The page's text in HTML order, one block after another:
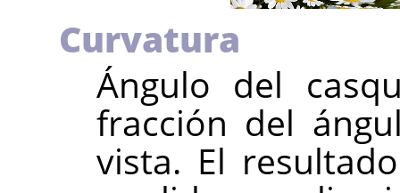
Curvatura
Ángulo del
fracción del
vista. El